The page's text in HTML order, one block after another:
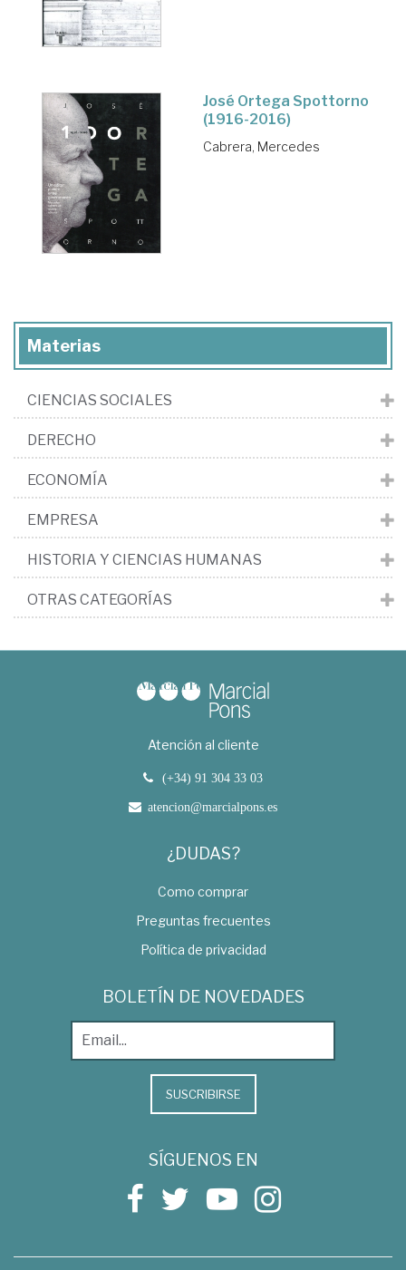
José Ortega Spottorno
(1916-2016)
Cabrera, Mercedes
Materias
CIENCIAS SOCIALES
DERECHO
ECONOMÍA
EMPRESA
HISTORIA Y CIENCIAS HUMANAS
OTRAS CATEGORÍAS
Atención al cliente
(+34) 91 304 33 03
atencion@marcialpons.es
¿DUDAS?
Como comprar
Preguntas frecuentes
Política de privacidad
BOLETÍN DE NOVEDADES
SUSCRIBIRSE
SÍGUENOS EN